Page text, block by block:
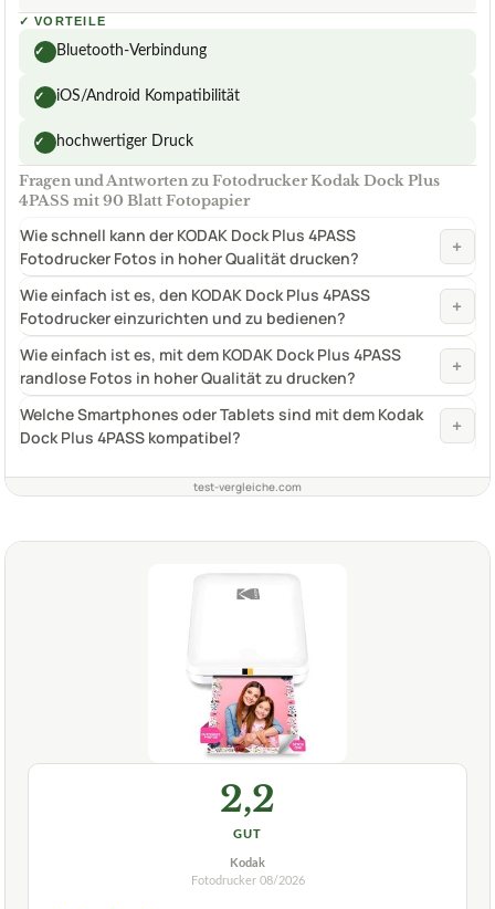
✓ VORTEILE
✓ Bluetooth-Verbindung
✓ iOS/Android Kompatibilität
✓ hochwertiger Druck
Fragen und Antworten zu Fotodrucker Kodak Dock Plus
4PASS mit 90 Blatt Fotopapier
Wie schnell kann der KODAK Dock Plus 4PASS
Fotodrucker Fotos in hoher Qualität drucken?
+
Wie einfach ist es, den KODAK Dock Plus 4PASS
Fotodrucker einzurichten und zu bedienen?
+
Wie einfach ist es, mit dem KODAK Dock Plus 4PASS
randlose Fotos in hoher Qualität zu drucken?
+
Welche Smartphones oder Tablets sind mit dem Kodak
Dock Plus 4PASS kompatibel?
+
test-vergleiche.com
2,2
GUT
Kodak
Fotodrucker 08/2026